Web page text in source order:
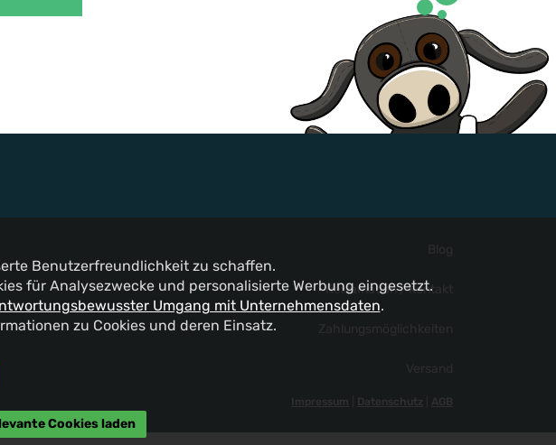
Reklamation / Kontakt
Impressum Datenschutz AGB
Benutzerfreundlichkeit zu schaffen.
für Analysezwecke und personalisierte Werbung eingesetzt.
Umgang mit Unternehmensdaten.
zu Cookies und deren Einsatz.
Cookies laden